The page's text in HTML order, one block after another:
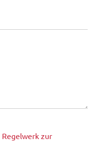
Regelwerk zur